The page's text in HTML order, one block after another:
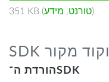
351 KB ( טורנט, מידע )
SDK וקוד מקור
הורדת ה־SDK